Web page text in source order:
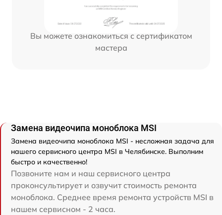
Вы можете ознакомиться с сертификатом
мастера
Замена видеочипа моноблока MSI
Замена видеочипа моноблока MSI - несложная задача для
нашего сервисного центра MSI в Челябинске. Выполним
быстро и качественно!
Позвоните нам и наш сервисного центра
проконсультирует и озвучит стоимость ремонта
моноблока. Среднее время ремонта устройств MSI в
нашем сервисном - 2 часа.